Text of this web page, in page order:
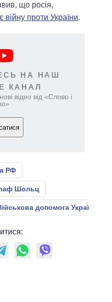
що росія,
війну проти України.
НА НАШ
КАНАЛ
відео від «Слово і
РФ
Шольц
допомога Україні